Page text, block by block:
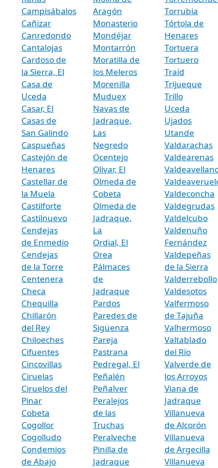
Campisábalos
Cañizar
Canredondo
Cantalojas
Cardoso de
la Sierra, El
Casa de
Uceda
Casar, El
Casas de
San Galindo
Caspueñas
Castejón de
Henares
Castellar de
la Muela
Castilforte
Castilnuevo
Cendejas
de Enmedio
Cendejas
de la Torre
Centenera
Checa
Chequilla
Chillarón
del Rey
Chiloeches
Cifuentes
Cincovillas
Ciruelas
Ciruelos del
Pinar
Cobeta
Cogollor
Cogolludo
Condemios
de Abajo
Aragón
Monasterio
Mondéjar
Montarrón
Moratilla de
los Meleros
Morenilla
Muduex
Navas de
Jadraque,
Las
Negredo
Ocentejo
Olivar, El
Olmeda de
Cobeta
Olmeda de
Jadraque,
La
Ordial, El
Orea
Pálmaces
de
Jadraque
Pardos
Paredes de
Sigüenza
Pareja
Pastrana
Pedregal, El
Peñalén
Peñalver
Peralejos
de las
Truchas
Peralveche
Pinilla de
Jadraque
Torrubia
Tórtola de
Henares
Tortuera
Tortuero
Traíd
Trijueque
Trillo
Uceda
Ujados
Utande
Valdarachas
Valdearenas
Valdeconcha
Valdegrudas
Valdelcubo
Valdenuño
Fernández
Valdepeñas
de la Sierra
Valderrebollo
Valdesotos
Valfermoso
de Tajuña
Valhermoso
Valtablado
del Río
Valverde de
los Arroyos
Viana de
Jadraque
Villanueva
de Alcorón
Villanueva
de Argecilla
Villanueva